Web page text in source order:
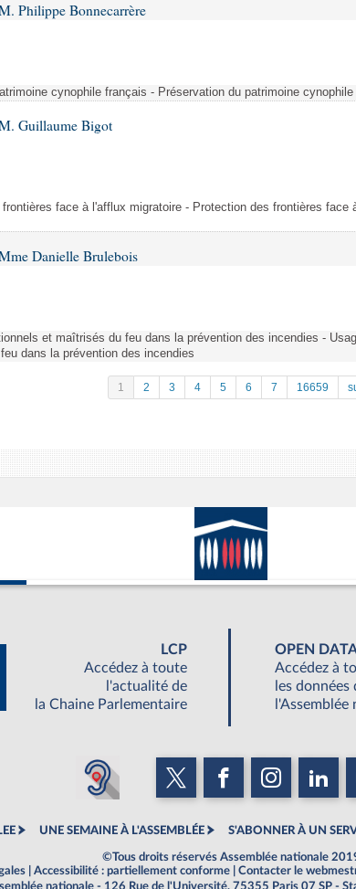
Philippe Bonnecarrère
cynophile français - Préservation du patrimoine cynophile
Guillaume Bigot
face à l'afflux migratoire - Protection des frontières face
Danielle Brulebois
et maîtrisés du feu dans la prévention des incendies -
dans la prévention des incendies
1 2 3 4 5 6 7 16659
LCP
Accédez à toute
l'actualité de
la Chaine Parlementaire
OPEN
Accédez à
les données
l'Assemblée
UNE SEMAINE À L'ASSEMBLÉE S'ABONNER À UN
©Tous droits réservés Assemblée nationale
Accessibilité : partiellement conforme Contacter le
nationale - 126 Rue de l'Université, 75355 Paris 07 SP -